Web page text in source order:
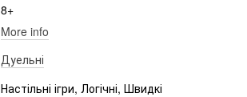
8+
More info
Дуельні
Настільні ігри, Логічні, Швидкі